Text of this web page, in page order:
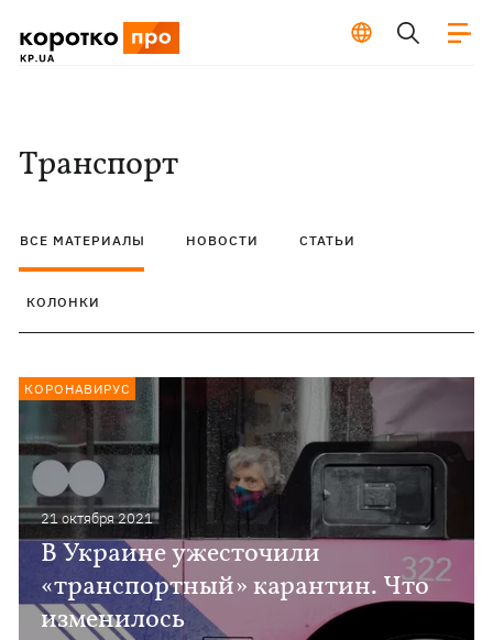
Транспорт
ВСЕ МАТЕРИАЛЫ НОВОСТИ СТАТЬИ
КОЛОНКИ
21 октября 2021
В Украине ужесточили
«транспортный» карантин. Что
изменилось
КОРОНАВИРУС